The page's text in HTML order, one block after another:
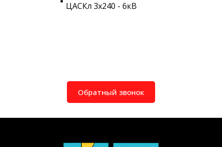
ЦАСКл 3х240 - 6кВ
Обратный звонок